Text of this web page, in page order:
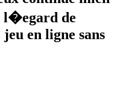
l�egard de
en ligne sans